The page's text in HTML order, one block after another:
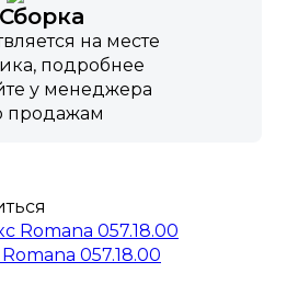
Сборка
на месте
подробнее
у менеджера
продажам
057.18.00